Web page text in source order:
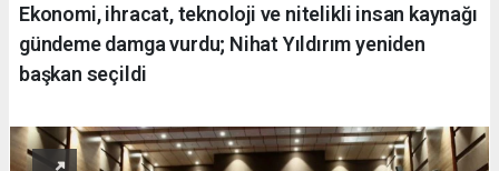
Ekonomi, ihracat, teknoloji ve nitelikli insan kaynağı
gündeme damga vurdu; Nihat Yıldırım yeniden
başkan seçildi